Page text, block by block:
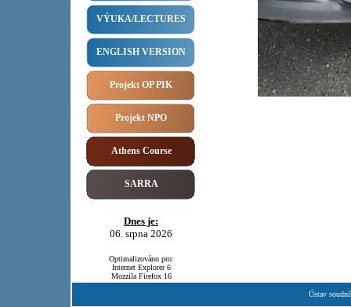
VÝUKA/LECTURES
ENGLISH VERSION
Projekt OP PIK
Projekt NPO
Athens Course
SARRA
Dnes je:
06. srpna 2026
Optimalizováno pro:
Internet Explorer 6
Mozzila Firefox 16
Ústav